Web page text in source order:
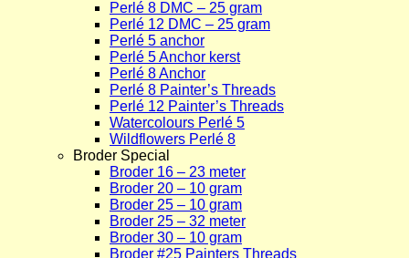
Perlé 8 DMC – 25 gram
Perlé 12 DMC – 25 gram
Perlé 5 anchor
Perlé 5 Anchor kerst
Perlé 8 Anchor
Perlé 8 Painter’s Threads
Perlé 12 Painter’s Threads
Watercolours Perlé 5
Wildflowers Perlé 8
Broder Special
Broder 16 – 23 meter
Broder 20 – 10 gram
Broder 25 – 10 gram
Broder 25 – 32 meter
Broder 30 – 10 gram
Broder #25 Painters Threads